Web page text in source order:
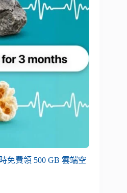
免費領 500 GB 雲端空